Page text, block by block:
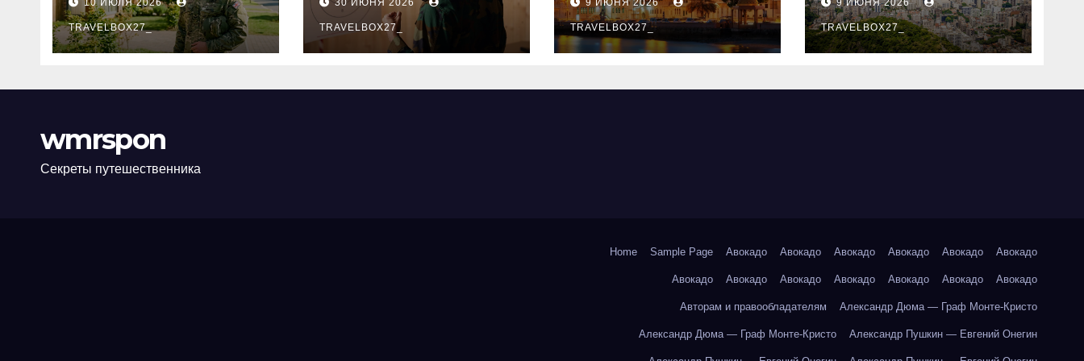
программе НИС и
перечень
аккредитованных
10 ИЮЛЯ 2026
TRAVELBOX27_
новый уровень
праздника и
командного духа
30 ИЮНЯ 2026
TRAVELBOX27_
9 ИЮНЯ 2026
TRAVELBOX27_
знали
9 ИЮНЯ 2026
TRAVELBOX27_
wmrspon
Секреты путешественника
Home Sample Page Авокадо Авокадо Авокадо Авокадо Авокадо Авокадо
Авокадо Авокадо Авокадо Авокадо Авокадо Авокадо Авокадо
Авторам и правообладателям Александр Дюма — Граф Монте-Кристо
Александр Дюма — Граф Монте-Кристо Александр Пушкин — Евгений Онегин